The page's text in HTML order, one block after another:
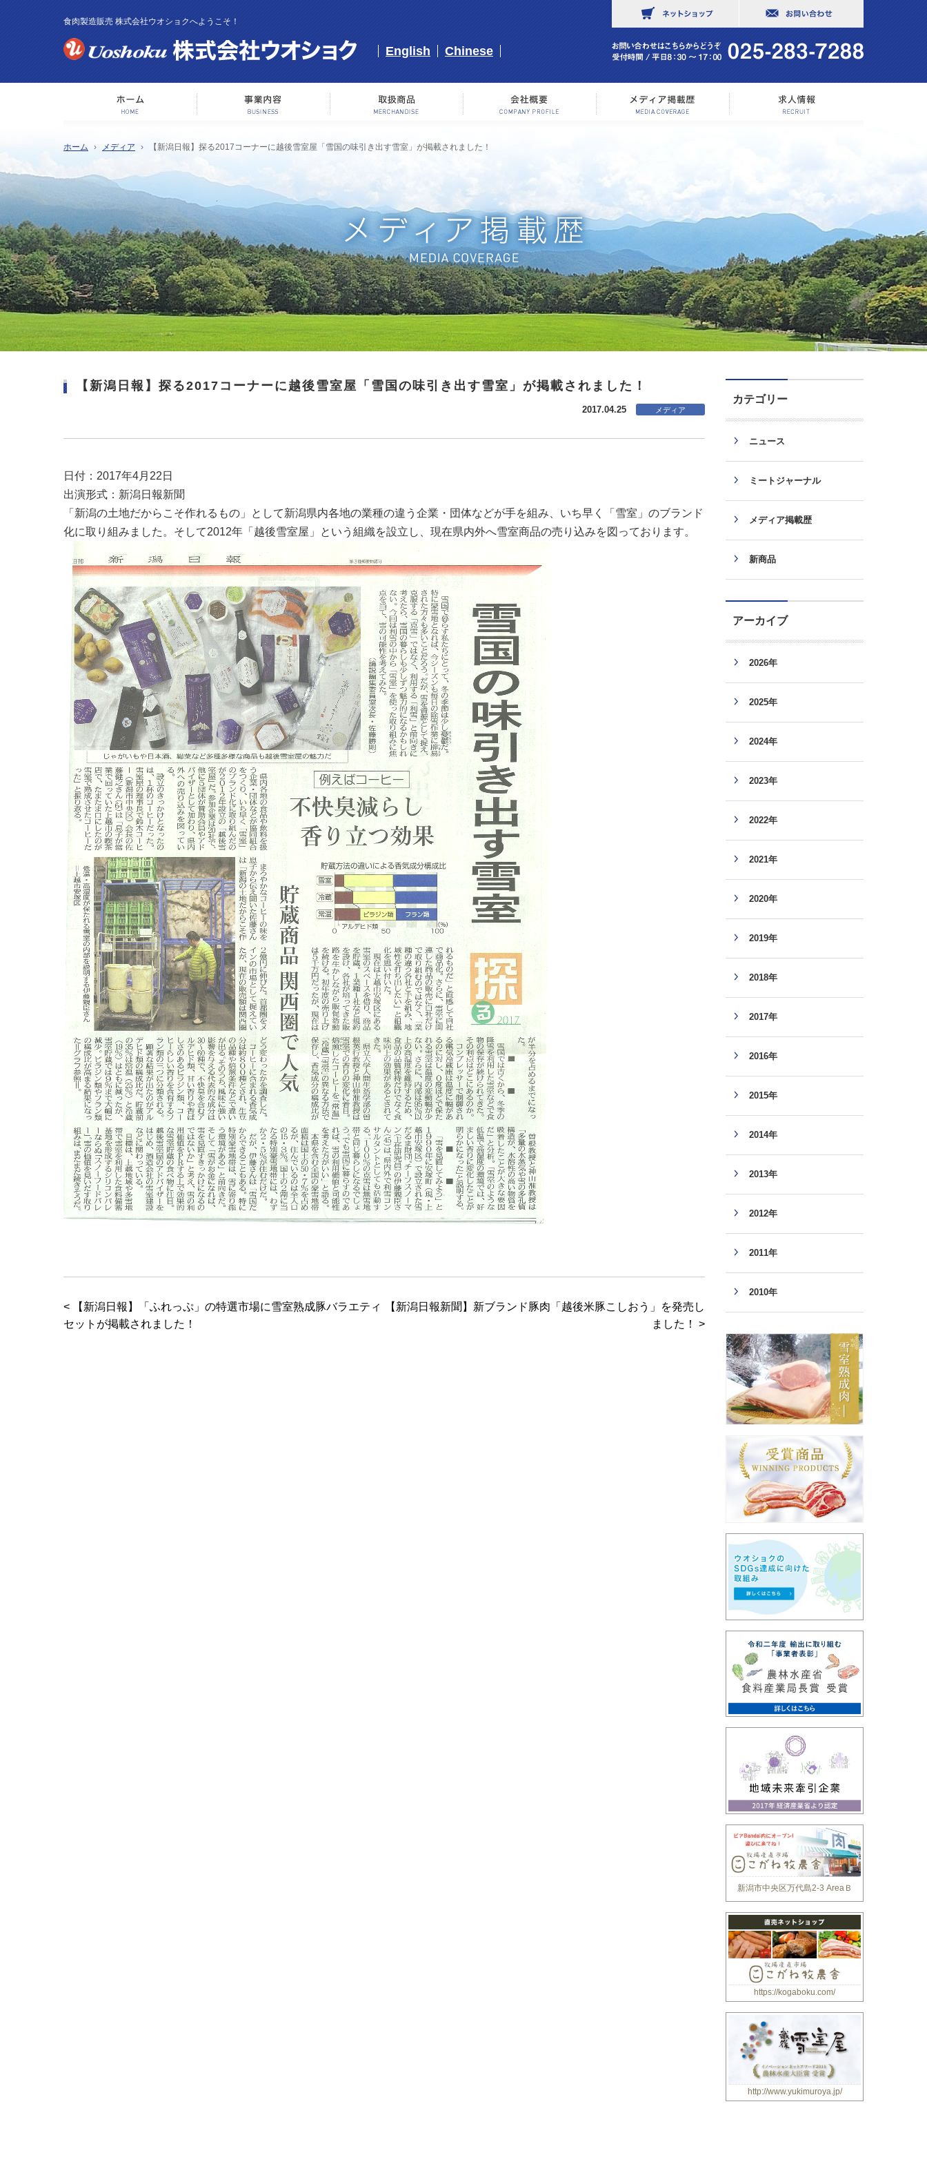
食肉製造販売 株式会社ウオショクへようこそ！
English Chinese
取り扱い商品 会社概要 メディア掲載歴
ホーム メディア 【新潟日報】探る2017コーナーに越後雪室屋「雪国の味引き出す雪室」が掲載されました！
【新潟日報】探る2017コーナーに越後雪室屋「雪国の味引き出す雪室」が掲載されました！
2017.04.25 メディア
日付：2017年4月22日
出演形式：新潟日報新聞
「新潟の土地だからこそ作れるもの」として新潟県内各地の業種の違う企業・団体などが手を組み、いち早く「雪室」のブランド
化に取り組みました。そして2012年「越後雪室屋」という組織を設立し、現在県内外へ雪室商品の売り込みを図っております。
< 【新潟日報】「ふれっぷ」の特選市場に雪室熟成豚バラエティ
セットが掲載されました！
【新潟日報新聞】新ブランド豚肉「越後米豚こしおう」を発売し
ました！ >
カテゴリー
ニュース
ミートジャーナル
メディア掲載歴
新商品
アーカイブ
2026年
2025年
2024年
2023年
2022年
2021年
2020年
2019年
2018年
2017年
2016年
2015年
2014年
2013年
2012年
2011年
2010年
新潟市中央区万代島2-3 AreaＢ
https://kogaboku.com/
http://www.yukimuroya.jp/